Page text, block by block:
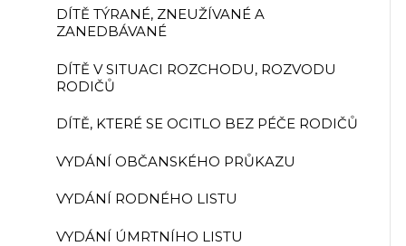
DÍTĚ TÝRANÉ, ZNEUŽÍVANÉ A
ZANEDBÁVANÉ
DÍTĚ V SITUACI ROZCHODU, ROZVODU
RODIČŮ
DÍTĚ, KTERÉ SE OCITLO BEZ PÉČE RODIČŮ
VYDÁNÍ OBČANSKÉHO PRŮKAZU
VYDÁNÍ RODNÉHO LISTU
VYDÁNÍ ÚMRTNÍHO LISTU